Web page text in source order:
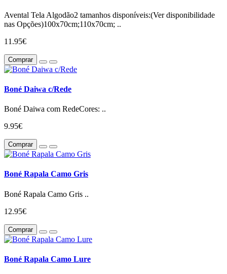
Avental Tela Algodão2 tamanhos disponíveis:(Ver disponibilidade
nas Opções)100x70cm;110x70cm; ..
11.95€
Comprar
Boné Daiwa c/Rede
Boné Daiwa com RedeCores: ..
9.95€
Comprar
Boné Rapala Camo Gris
Boné Rapala Camo Gris ..
12.95€
Comprar
Boné Rapala Camo Lure